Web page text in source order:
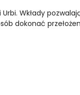
Wkłady
dokonać